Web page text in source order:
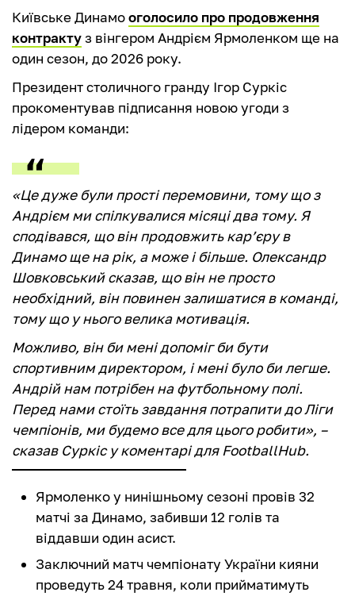
Київське Динамооголосило про продовження
контрактуз вінгером Андрієм Ярмоленком ще на
один сезон, до 2026 року.
Президент столичного гранду Ігор Суркіс
прокоментував підписання новою угоди з
лідером команди:
«Це дуже були прості перемовини, тому що з
Андрієм ми спілкувалися місяці два тому. Я
сподівався, що він продовжить кар’єру в
Динамо ще на рік, а може і більше. Олександр
Шовковський сказав, що він не просто
необхідний, він повинен залишатися в команді,
тому що у нього велика мотивація.
Можливо, він би мені допоміг би бути
спортивним директором, і мені було би легше.
Андрій нам потрібен на футбольному полі.
Перед нами стоїть завдання потрапити до Ліги
чемпіонів, ми будемо все для цього робити», –
сказав Суркіс у коментарі для FootballHub.
Ярмоленко у нинішньому сезоні провів 32
матчі за Динамо, забивши 12 голів та
віддавши один асист.
Заключний матч чемпіонату України кияни
проведуть 24 травня, коли прийматимуть